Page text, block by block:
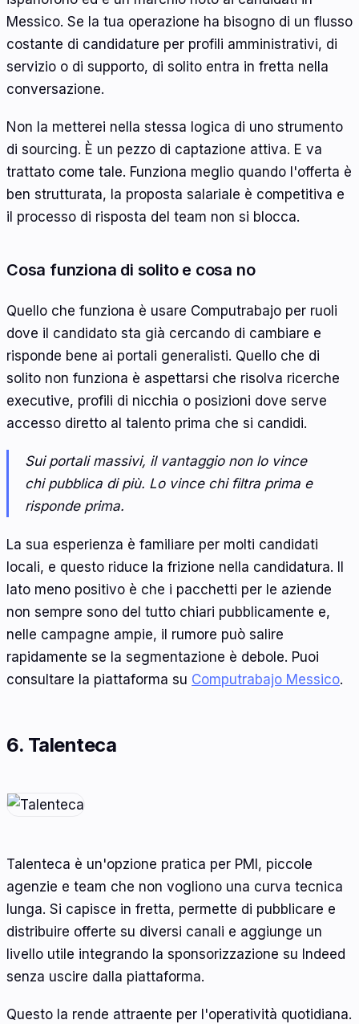
Messico. Se la tua operazione ha bisogno di un flusso
costante di candidature per profili amministrativi, di
servizio o di supporto, di solito entra in fretta nella
conversazione.
Non la metterei nella stessa logica di uno strumento
di sourcing. È un pezzo di captazione attiva. E va
trattato come tale. Funziona meglio quando l'offerta è
ben strutturata, la proposta salariale è competitiva e
il processo di risposta del team non si blocca.
Cosa funziona di solito e cosa no
Quello che funziona è usare Computrabajo per ruoli
dove il candidato sta già cercando di cambiare e
risponde bene ai portali generalisti. Quello che di
solito non funziona è aspettarsi che risolva ricerche
executive, profili di nicchia o posizioni dove serve
accesso diretto al talento prima che si candidi.
Sui portali massivi, il vantaggio non lo vince
chi pubblica di più. Lo vince chi filtra prima e
risponde prima.
La sua esperienza è familiare per molti candidati
locali, e questo riduce la frizione nella candidatura. Il
lato meno positivo è che i pacchetti per le aziende
non sempre sono del tutto chiari pubblicamente e,
nelle campagne ampie, il rumore può salire
rapidamente se la segmentazione è debole. Puoi
consultare la piattaforma su Computrabajo Messico.
6. Talenteca
Talenteca è un'opzione pratica per PMI, piccole
agenzie e team che non vogliono una curva tecnica
lunga. Si capisce in fretta, permette di pubblicare e
distribuire offerte su diversi canali e aggiunge un
livello utile integrando la sponsorizzazione su Indeed
senza uscire dalla piattaforma.
Questo la rende attraente per l'operatività quotidiana.